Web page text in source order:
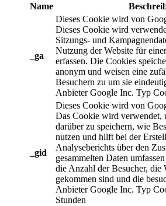
Name
_ga
Dieses Cookie wird von
Dieses Cookie wird
Sitzungs- und
Nutzung der Website für
erfassen. Die Cookies
anonym und weisen eine
Besuchern zu um sie
Anbieter Google Inc. Typ
_gid
Dieses Cookie wird von
Das Cookie wird verwendet,
darüber zu speichern, wie
nutzen und hilft bei der
Analyseberichts über den
gesammelten Daten
die Anzahl der Besucher, die
gekommen sind und die
Anbieter Google Inc. Typ
Stunden